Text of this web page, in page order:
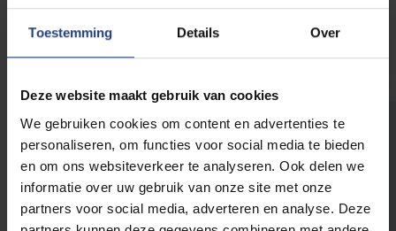
Toestemming Details Over
Deze website maakt gebruik van cookies
We gebruiken cookies om content en advertenties te
personaliseren, om functies voor social media te bieden
en om ons websiteverkeer te analyseren. Ook delen we
informatie over uw gebruik van onze site met onze
partners voor social media, adverteren en analyse. Deze
Postgraduaten, permanente
Wist je dat we soms ook bio-
ingenieurs zoeken aan de VUB?
Je leest het goed. Een boeiende en zinvolle
carrière uitbouwen als bio-ingenieur of
specialist in chemie- en bioprocestechnologie: